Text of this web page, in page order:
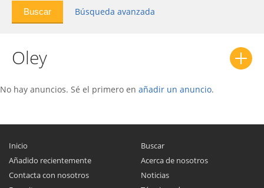
Vita 0
Volkswagen City Golf
Volkswagen Jetta
Xiali N3 0
Xiali N7 0
Búsqueda avanzada
Oley
No hay anuncios. Sé el primero en añadir un anuncio.
Inicio
Buscar
Añadido recientemente
Acerca de nosotros
Contacta con nosotros
Noticias